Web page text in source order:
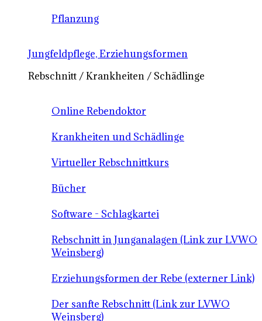
Pflanzung
Jungfeldpflege, Erziehungsformen
Rebschnitt / Krankheiten / Schädlinge
Online Rebendoktor
Krankheiten und Schädlinge
Virtueller Rebschnittkurs
Bücher
Software - Schlagkartei
Rebschnitt in Junganalagen (Link zur LVWO
Weinsberg)
Erziehungsformen der Rebe (externer Link)
Der sanfte Rebschnitt (Link zur LVWO
Weinsberg)